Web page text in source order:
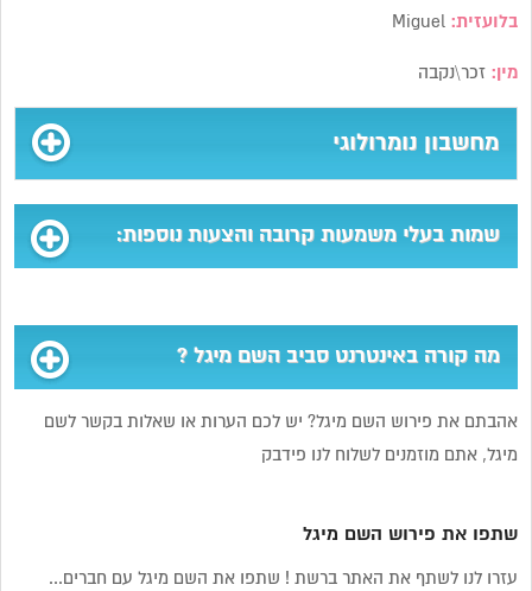
בלועזית:
מין: זכר\נקבה
מחשבון נומרולוגי
שמות בעלי משמעות קרובה והצעות נוספות:
מה קורה באינטרנט סביב השם מיגל ?
אהבתם את פירוש השם מיגל? יש לכם הערות או שאלות בקשר לשם
מיגל, אתם מוזמנים לשלוח לנו פידבק
שתפו את פירוש השם מיגל
עזרו לנו לשתף את האתר ברשת ! שתפו את השם מיגל עם חברים...